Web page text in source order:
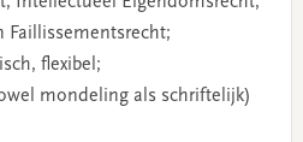
Faillissementsrecht;
flexibel;
mondeling als schriftelijk)